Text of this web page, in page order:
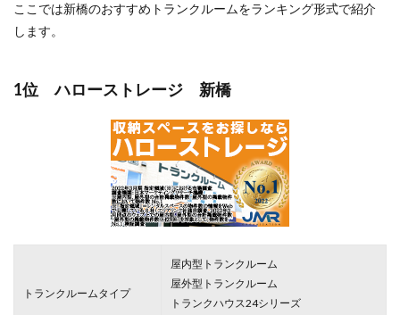
ここでは新橋のおすすめトランクルームをランキング形式で紹介
します。
1位 ハローストレージ 新橋
トランクルームタイプ
屋内型トランクルーム
屋外型トランクルーム
トランクハウス24シリーズ